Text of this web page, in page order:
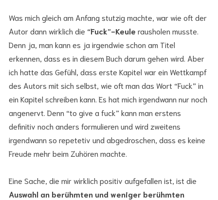
Was mich gleich am Anfang stutzig machte, war wie oft der
Autor dann wirklich die “Fuck”-Keule rausholen musste.
Denn ja, man kann es ja irgendwie schon am Titel
erkennen, dass es in diesem Buch darum gehen wird. Aber
ich hatte das Gefühl, dass erste Kapitel war ein Wettkampf
des Autors mit sich selbst, wie oft man das Wort “Fuck” in
ein Kapitel schreiben kann. Es hat mich irgendwann nur noch
angenervt. Denn “to give a fuck” kann man erstens
definitiv noch anders formulieren und wird zweitens
irgendwann so repetetiv und abgedroschen, dass es keine
Freude mehr beim Zuhören machte.
Eine Sache, die mir wirklich positiv aufgefallen ist, ist die
Auswahl an berühmten und weniger berühmten